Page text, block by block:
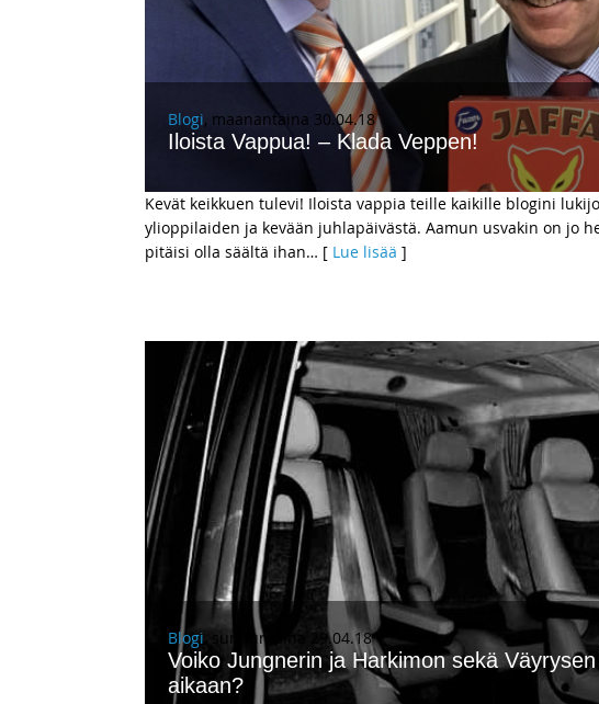
Blogi, maanantaina 30.04.18
Iloista Vappua! – Klada Veppen!
Kevät keikkuen tulevi! Iloista vappia teille kaikille blogini
ylioppilaiden ja kevään juhlapäivästä. Aamun usvakin on jo
pitäisi olla säältä ihan… [ Lue lisää ]
Blogi , sunnuntaina 29.04.18
Voiko Jungnerin ja Harkimon sekä
aikaan?